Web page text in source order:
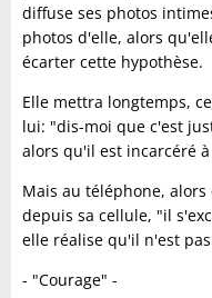
diffuse ses photos
photos d'elle, alors
écarter cette hypothèse.
Elle mettra longtemps,
lui: "dis-moi que c'est
alors qu'il est incarcéré
Mais au téléphone,
depuis sa cellule, "il
elle réalise qu'il n'est
- "Courage" -